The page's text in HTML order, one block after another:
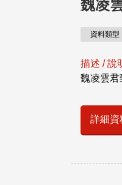
魏凌
資料類型
描述 / 說
魏凌雲君
詳細資